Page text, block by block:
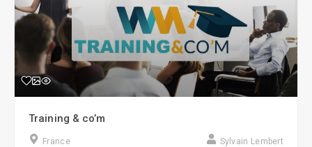
Training & co’m
France Sylvain Lembert